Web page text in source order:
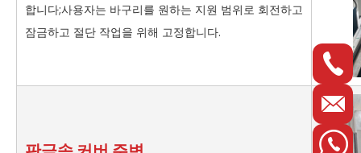
합니다;사용자는 바구리를 원하는 지원 범위로 회전하고
잠금하고 절단 작업을 위해 고정합니다.